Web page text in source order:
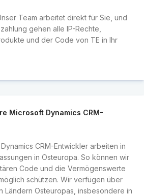
Team arbeitet direkt für Sie, und
gehen alle IP-Rechte,
und der Code von TE in Ihr
Microsoft Dynamics CRM-
CRM-Entwickler arbeiten in
in Osteuropa. So können wir
Code und die Vermögenswerte
schützen. Wir verfügen über
Ländern Osteuropas, insbesondere in